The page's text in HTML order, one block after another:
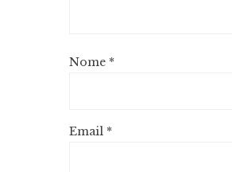
Nome *
Email *